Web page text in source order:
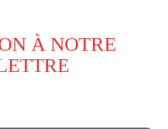
À NOTRE